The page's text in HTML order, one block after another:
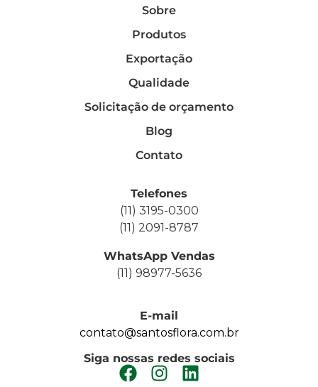
Sobre
Produtos
Exportação
Qualidade
Solicitação de orçamento
Blog
Contato
Telefones
(11) 3195-0300
(11) 2091-8787
WhatsApp Vendas
(11) 98977-5636
E-mail
contato@santosflora.com.br
Siga nossas redes sociais